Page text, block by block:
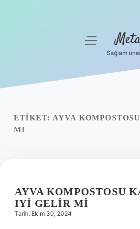
Yasal Uyarı
menüyü
Sağlam
ETIKET: AYVA
MI
AYVA KOMPOSTOSU
IYI GELIR MI
Tarih: Ekim 30, 2024